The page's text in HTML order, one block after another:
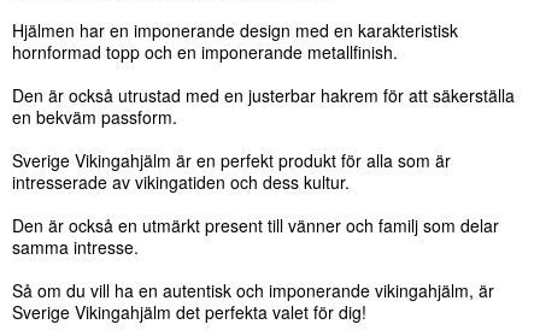
Hjälmen har en imponerande design med en karakteristisk
hornformad topp och en imponerande metallfinish.
Den är också utrustad med en justerbar hakrem för att säkerställa
en bekväm passform.
Sverige Vikingahjälm är en perfekt produkt för alla som är
intresserade av vikingatiden och dess kultur.
Den är också en utmärkt present till vänner och familj som delar
samma intresse.
Så om du vill ha en autentisk och imponerande vikingahjälm, är
Sverige Vikingahjälm det perfekta valet för dig!